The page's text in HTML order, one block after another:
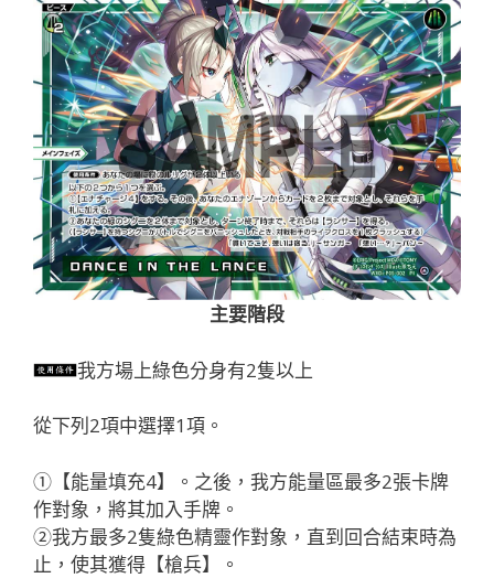
主要階段
我方場上綠色分身有2隻以上
從下列2項中選擇1項。
①【能量填充4】。之後，我方能量區最多2張卡牌
作對象，將其加入手牌。
②我方最多2隻綠色精靈作對象，直到回合結束時為
止，使其獲得【槍兵】。